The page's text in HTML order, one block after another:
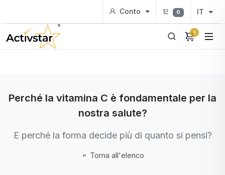
Conto 0 IT
0
Perché la vitamina C è fondamentale per la
nostra salute?
E perché la forma decide più di quanto si pensi?
Torna all'elenco